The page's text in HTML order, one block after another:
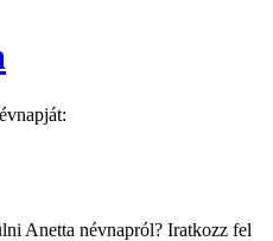
Anetta névnapról? Iratkozz fel